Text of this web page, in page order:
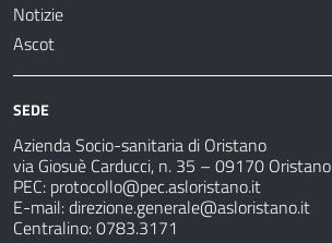
Notizie
Ascot
SEDE
Azienda Socio-sanitaria di Oristano
via Giosuè Carducci, n. 35 – 09170 Oristano
PEC: protocollo@pec.asloristano.it
E-mail:direzione.generale@asloristano.it
Centralino: 0783.3171